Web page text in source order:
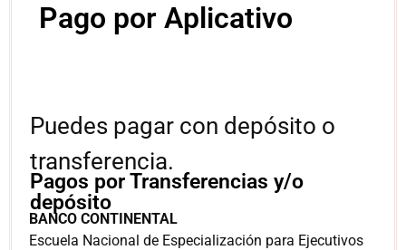
Pago por Aplicativo
Puedes pagar con depósito o
transferencia.
BANCO CONTINENTAL
Escuela Nacional de Especialización para Ejecutivos
Pagos por Transferencias y/o
depósito